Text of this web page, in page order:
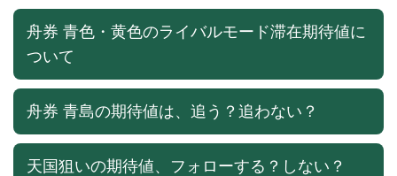
舟券 青色・黄色のライバルモード滞在期待値に
ついて
舟券 青島の期待値は、追う？追わない？
天国狙いの期待値、フォローする？しない？